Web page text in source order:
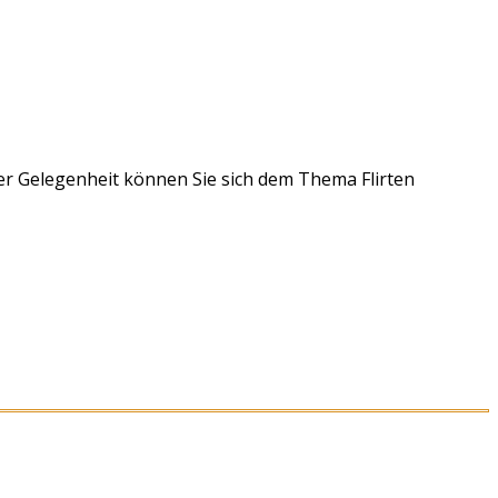
Gelegenheit können Sie sich dem Thema Flirten